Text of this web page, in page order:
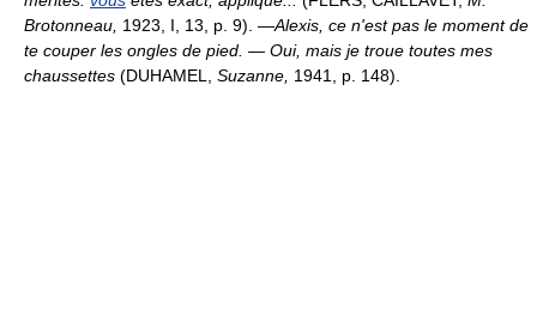
Brotonneau, 1923, I, 13, p. 9). —Alexis, ce n'est pas le moment de
te couper les ongles de pied. — Oui, mais je troue toutes mes
chaussettes (DUHAMEL, Suzanne, 1941, p. 148).